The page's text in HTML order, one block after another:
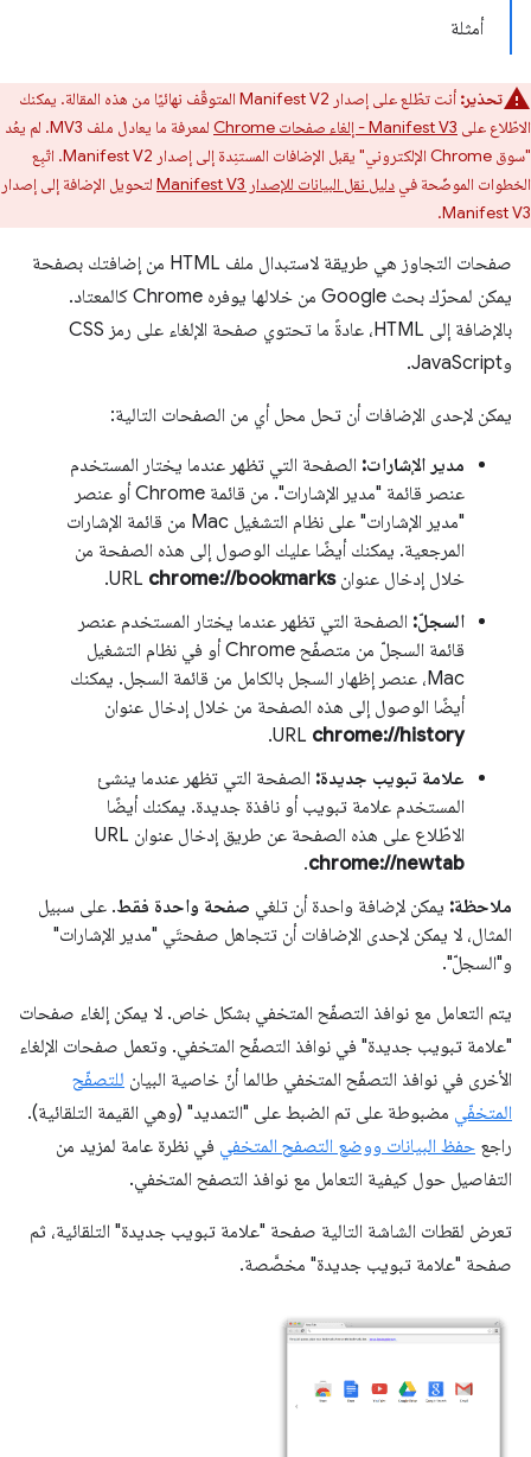
أمثلة
تحذير:
أنت تطّلع على إصدار Manifest V2 المتوقّف نهائيًا من هذه المقالة. يمكنك
الاطّلاع على Manifest V3 - إلغاء صفحات Chrome
لمعرفة ما يعادل ملف MV3. لم يعُد
"سوق Chrome الإلكتروني" يقبل الإضافات المستنِدة إلى إصدار Manifest V2. اتّبِع
الخطوات الموضّحة في دليل نقل البيانات للإصدار Manifest V3
لتحويل الإضافة إلى إصدار
Manifest V3.
صفحات التجاوز هي طريقة لاستبدال ملف HTML من إضافتك بصفحة
يمكن لمحرّك بحث Google من خلالها يوفره Chrome كالمعتاد.
بالإضافة إلى HTML، عادةً ما تحتوي صفحة الإلغاء على رمز CSS
وJavaScript.
يمكن لإحدى الإضافات أن تحل محل أي من الصفحات التالية:
مدير الإشارات: الصفحة التي تظهر عندما يختار المستخدم
عنصر قائمة "مدير الإشارات". من قائمة Chrome أو عنصر
"مدير الإشارات" على نظام التشغيل Mac من قائمة الإشارات
المرجعية. يمكنك أيضًا عليك الوصول إلى هذه الصفحة من
خلال إدخال عنوان URLchrome://bookmarks
.
السجلّ: الصفحة التي تظهر عندما يختار المستخدم عنصر
قائمة السجلّ من متصفّح Chrome أو في نظام التشغيل
Mac، عنصر إظهار السجل بالكامل من قائمة السجل. يمكنك
أيضًا الوصول إلى هذه الصفحة من خلال إدخال عنوان
URL chrome://history
.
علامة تبويب جديدة: الصفحة التي تظهر عندما ينشئ
المستخدم علامة تبويب أو نافذة جديدة. يمكنك أيضًا
الاطّلاع على هذه الصفحة عن طريق إدخال عنوان URL
chrome://newtab
.
ملاحظة: يمكن لإضافة واحدة أن تلغي صفحة واحدة فقط. على سبيل
المثال، لا يمكن لإحدى الإضافات أن تتجاهل صفحتَي "مدير الإشارات"
و"السجلّ".
يتم التعامل مع نوافذ التصفّح المتخفي بشكل خاص. لا يمكن إلغاء صفحات
"علامة تبويب جديدة" في نوافذ التصفّح المتخفي. وتعمل صفحات الإلغاء
الأخرى في نوافذ التصفّح المتخفي طالما أنّ خاصية البيان للتصفّح
المتخفّي مضبوطة على تم الضبط على "التمديد" (وهي القيمة التلقائية).
راجع حفظ البيانات ووضع التصفح المتخفي في نظرة عامة لمزيد من
التفاصيل حول كيفية التعامل مع نوافذ التصفح المتخفي.
تعرض لقطات الشاشة التالية صفحة "علامة تبويب جديدة" التلقائية، ثم
صفحة "علامة تبويب جديدة" مخصَّصة.